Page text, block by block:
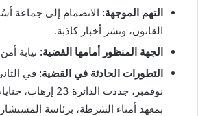
التهم الموجهة: الانضمام إلى جماعة
القانون، ونشر أخبار كاذبة.
الجهة المنظور أمامها القضية: نيابة
التطورات الحادثة في القضية: في
نوفمبر، جددت
بمعهد أمناء الشرطة، برئاسة